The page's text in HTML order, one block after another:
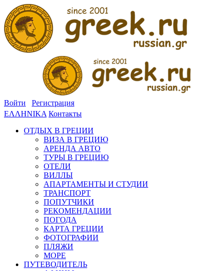
Войти
Регистрация
ΕΛΛΗΝΙΚΑ Контакты
ОТДЫХ В ГРЕЦИИ
ВИЗА В ГРЕЦИЮ
АРЕНДА АВТО
ТУРЫ В ГРЕЦИЮ
ОТЕЛИ
ВИЛЛЫ
АПАРТАМЕНТЫ И СТУДИИ
ТРАНСПОРТ
ПОПУТЧИКИ
РЕКОМЕНДАЦИИ
ПОГОДА
КАРТА ГРЕЦИИ
ФОТОГРАФИИ
ПЛЯЖИ
МОРЕ
ПУТЕВОДИТЕЛЬ